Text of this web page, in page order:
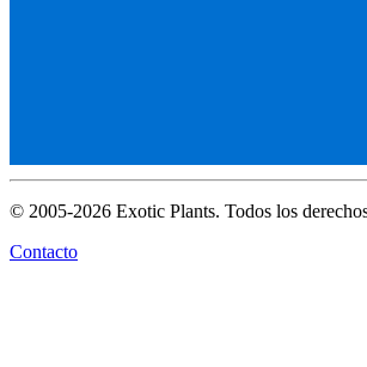
© 2005-2026 Exotic Plants. Todos los
Contacto